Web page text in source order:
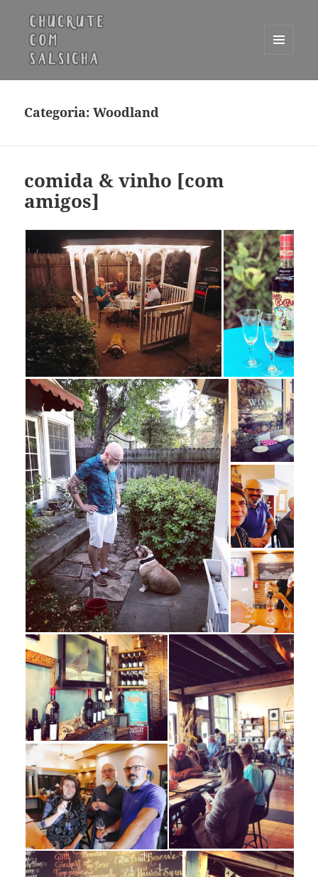
WIDGETS
Categoria:Woodland
comida & vinho [com
amigos]